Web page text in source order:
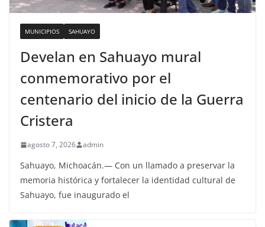
MUNICIPIOS SAHUAYO
Develan en Sahuayo mural
conmemorativo por el
centenario del inicio de la Guerra
Cristera
agosto 7, 2026 admin
Sahuayo, Michoacán.— Con un llamado a preservar la
memoria histórica y fortalecer la identidad cultural de
Sahuayo, fue inaugurado el